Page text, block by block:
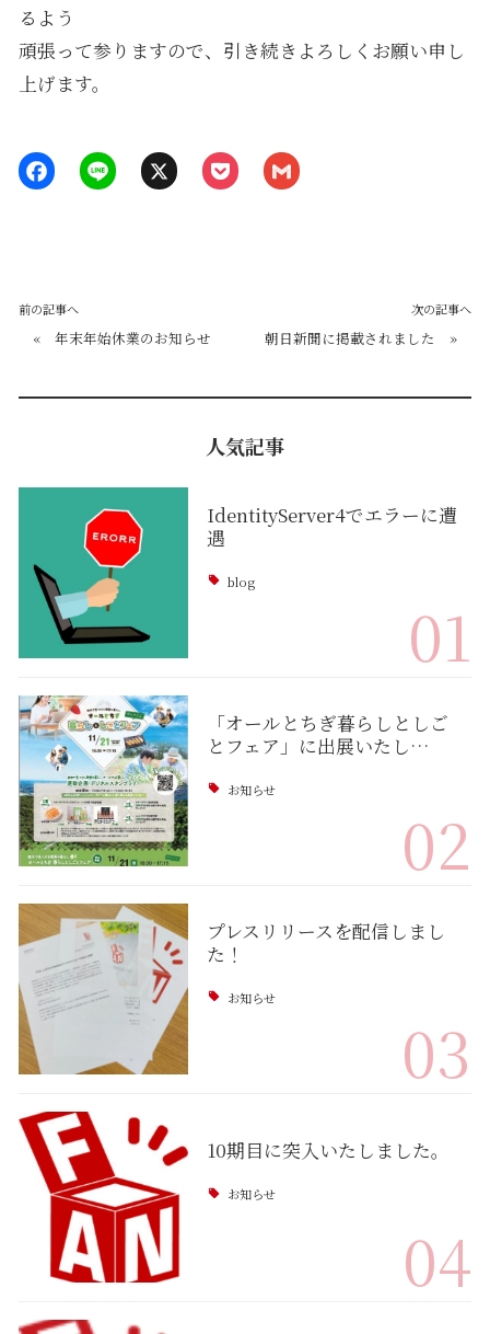
るよう
頑張って参りますので、引き続きよろしくお願い申し
上げます。
前の記事へ
« 年末年始休業のお知らせ
次の記事へ
朝日新聞に掲載されました »
人気記事
IdentityServer4でエラーに遭
遇
blog
01
「オールとちぎ暮らしとしご
とフェア」に出展いたし…
お知らせ
02
プレスリリースを配信しまし
た！
お知らせ
03
10期目に突入いたしました。
お知らせ
04